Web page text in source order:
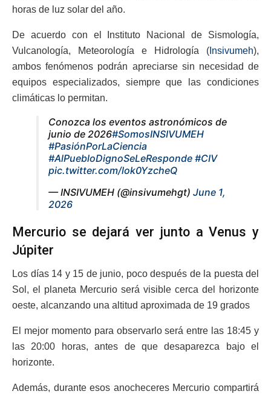
horas de luz solar del año.
De acuerdo con el Instituto Nacional de Sismología,
Vulcanología, Meteorología e Hidrología ( Insivumeh),
ambos fenómenos podrán apreciarse sin necesidad de
equipos especializados, siempre que las condiciones
climáticas lo permitan.
Conozca los eventos astronómicos de
junio de 2026#SomosINSIVUMEH
#PasiónPorLaCiencia
#AlPuebloDignoSeLeResponde #CIV
pic.twitter.com/lok0YzcheQ
— INSIVUMEH (@insivumehgt) June 1,
2026
Mercurio se dejará ver junto a Venus y
Júpiter
Los días 14 y 15 de junio, poco después de la puesta del
Sol, el planeta Mercurio será visible cerca del horizonte
oeste, alcanzando una altitud aproximada de 19 grados
El mejor momento para observarlo será entre las 18:45 y
las 20:00 horas, antes de que desaparezca bajo el
horizonte.
Además, durante esos anocheceres Mercurio compartirá